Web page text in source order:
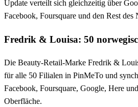
Update verteilt sich gleichzeitig über
Facebook, Foursquare und den Rest des
Fredrik & Louisa: 50
Die Beauty-Retail-Marke Fredrik &
für alle 50 Filialen in PinMeTo und
Facebook, Foursquare, Google, Here
Oberfläche.